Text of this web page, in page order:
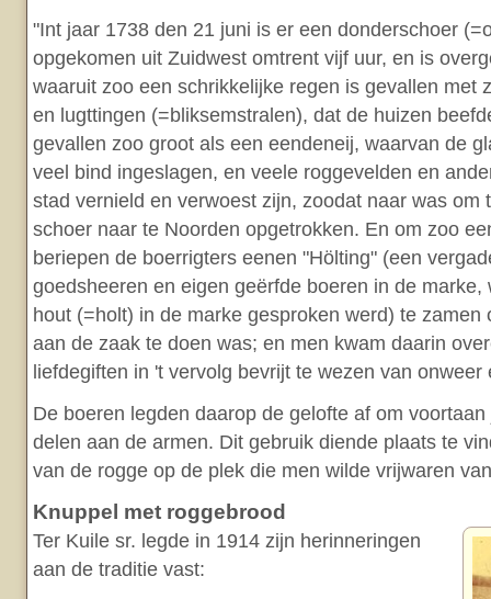
"Int jaar 1738 den 21 juni is er een donderschoer
opgekomen uit Zuidwest omtrent vijf uur, en is
waaruit zoo een schrikkelijke regen is gevallen met
en lugttingen (=bliksemstralen), dat de huizen
gevallen zoo groot als een eendeneij, waarvan de
veel bind ingeslagen, en veele roggevelden en
stad vernield en verwoest zijn, zoodat naar was om
schoer naar te Noorden opgetrokken. En om zoo
beriepen de boerrigters eenen "Hölting" (een
goedsheeren en eigen geërfde boeren in de marke,
hout (=holt) in de marke gesproken werd) te zamen
aan de zaak te doen was; en men kwam daarin
liefdegiften in 't vervolg bevrijt te wezen van onweer
De boeren legden daarop de gelofte af om
delen aan de armen. Dit gebruik diende plaats te
van de rogge op de plek die men wilde vrijwaren
Knuppel met roggebrood
Ter Kuile sr. legde in 1914 zijn herinneringen
aan de traditie vast: